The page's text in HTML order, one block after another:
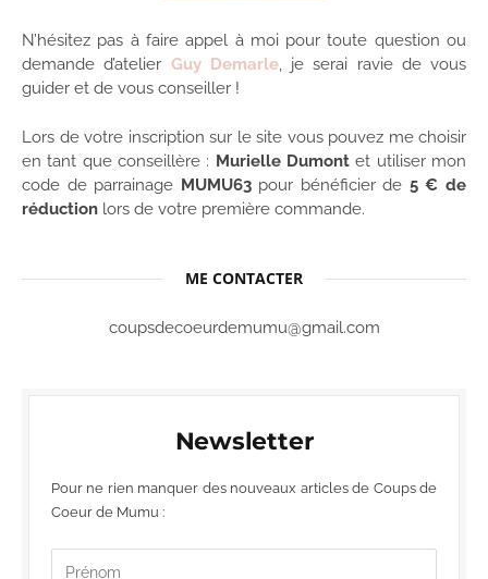
N’hésitez pas à faire appel à moi pour toute question ou
demande d’atelier Guy Demarle, je serai ravie de vous
guider et de vous conseiller !
Lors de votre inscription sur le site vous pouvez me choisir
en tant que conseillère : Murielle Dumont et utiliser mon
code de parrainage MUMU63pour bénéficier de 5 € de
réduction lors de votre première commande.
ME CONTACTER
coupsdecoeurdemumu@gmail.com
Newsletter
Pour ne rien manquer des nouveaux articles de Coups de
Coeur de Mumu :